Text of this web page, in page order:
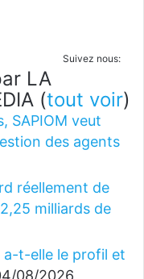
Suivez nous:
LA
(tout voir)
SAPIOM veut
des agents
réellement de
milliards de
a-t-elle le profil et
08/2026